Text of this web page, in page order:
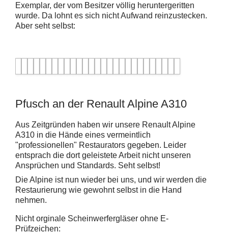
Exemplar, der vom Besitzer völlig heruntergeritten
wurde. Da lohnt es sich nicht Aufwand reinzustecken.
Aber seht selbst:
Pfusch an der Renault Alpine A310
Aus Zeitgründen haben wir unsere Renault Alpine
A310 in die Hände eines vermeintlich
"professionellen" Restaurators gegeben. Leider
entsprach die dort geleistete Arbeit nicht unseren
Ansprüchen und Standards. Seht selbst!
Die Alpine ist nun wieder bei uns, und wir werden die
Restaurierung wie gewohnt selbst in die Hand
nehmen.
Nicht orginale Scheinwerfergläser ohne E-
Prüfzeichen: